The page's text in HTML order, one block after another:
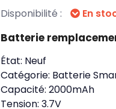
Disponibilité : En
Batterie
État: Neuf
Catégorie: Batterie
Capacité: 2000mAh
Tension: 3.7V